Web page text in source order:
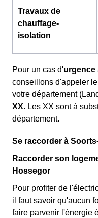
Travaux de
chauffage-
isolation
Pour un cas d'urgence
conseillons d'appeler
votre département
XX. Les XX sont à
département.
Se raccorder à
Raccorder son
Hossegor
Pour profiter de
il faut savoir qu'aucun
faire parvenir l'énergie